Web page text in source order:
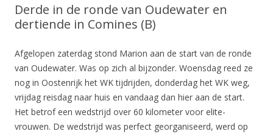
Derde in de ronde van Oudewater en
dertiende in Comines (B)
Afgelopen zaterdag stond Marion aan de start van de ronde
van Oudewater. Was op zich al bijzonder. Woensdag reed ze
nog in Oostenrijk het WK tijdrijden, donderdag het WK weg,
vrijdag reisdag naar huis en vandaag dan hier aan de start.
Het betrof een wedstrijd over 60 kilometer voor elite-
vrouwen. De wedstrijd was perfect georganiseerd, werd op